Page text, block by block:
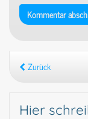
Zurück
Hier